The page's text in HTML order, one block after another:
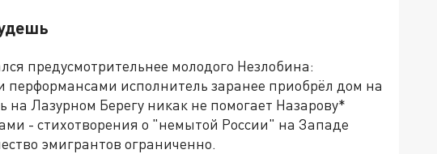
предусмотрительнее молодого Незлобина:
исполнитель заранее приобрёл дом на
Лазурном Берегу никак не помогает Назарову*
- стихотворения о "немытой России" на Западе
эмигрантов ограниченно.